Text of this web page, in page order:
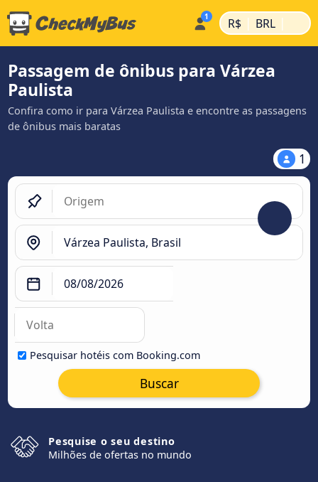
R$ | BRL |
Passagem de ônibus para Várzea
Paulista
Confira como ir para Várzea Paulista e encontre as passagens
de ônibus mais baratas
1
Pesquisar hotéis com Booking.com
Buscar
Pesquise o seu destino
Milhões de ofertas no mundo